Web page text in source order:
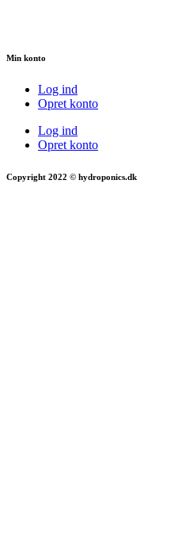
Min konto
Log ind
Opret konto
Log ind
Opret konto
Copyright 2022 © hydroponics.dk